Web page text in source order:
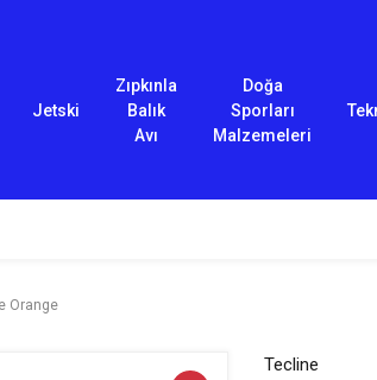
Jetski
Zıpkınla
Balık
Avı
Doğa
Sporları
Malzemeleri
Orange
Tecline